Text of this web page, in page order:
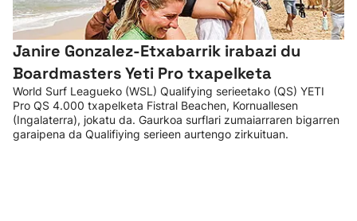
Janire Gonzalez-Etxabarrik irabazi du
Boardmasters Yeti Pro txapelketa
World Surf Leagueko (WSL) Qualifying serieetako (QS) YETI
Pro QS 4.000 txapelketa Fistral Beachen, Kornuallesen
(Ingalaterra), jokatu da. Gaurkoa surflari zumaiarraren bigarren
garaipena da Qualifiying serieen aurtengo zirkuituan.